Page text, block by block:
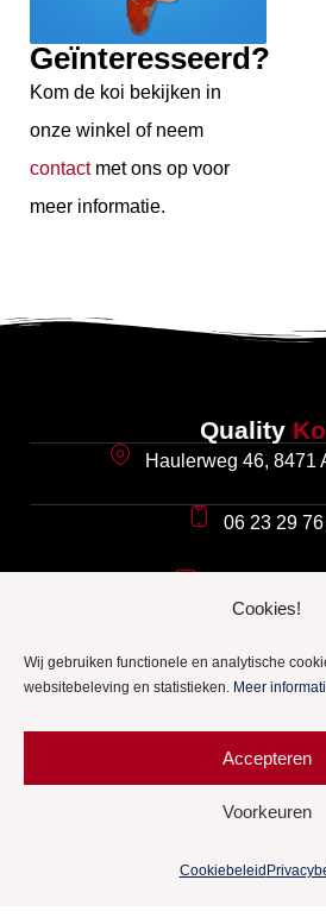
Cookies!
Wij gebruiken functionele en analytische
websitebeleving en statistieken. Meer
Accepteren
Voorkeuren
Cookiebeleid
Geïnteresseerd?
Kom de koi bekijken in
onze winkel of neem
contactmet ons op voor
meer informatie.
Quality
Haulerweg 46, 8471
06 23 29
Koi advies
Definitie en oorsprong
Veel gestelde